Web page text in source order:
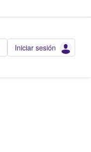
Iniciar sesión